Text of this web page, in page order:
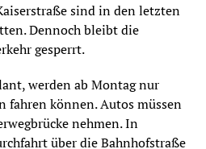
sind in den letzten
Dennoch bleibt die
gesperrt.
werden ab Montag nur
fahren können. Autos müssen
nehmen. In
über die Bahnhofstraße